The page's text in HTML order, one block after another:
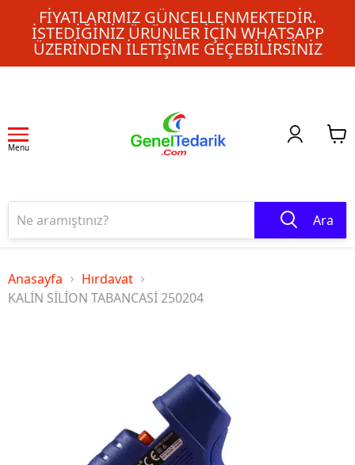
FIYATLARIMIZ GÜNCELLENMEKTEDIR.
İSTEDIĞINIZ ÜRÜNLER IÇIN WHATSAPP
ÜZERINDEN ILETIŞIME GEÇEBILIRSINIZ
Menu
Ara
Anasayfa
Hırdavat
KALİN SİLİON TABANCASİ 250204